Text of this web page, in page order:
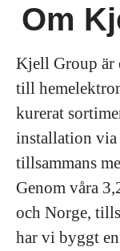
Om
Kjell Group är
till
kurerat
installation via
tillsammans
Genom våra
och Norge,
har vi byggt